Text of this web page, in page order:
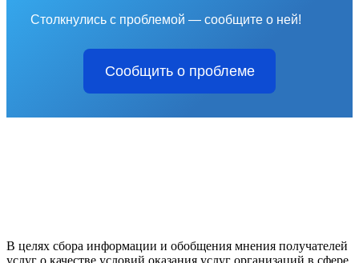
Столкнулись с проблемой — сообщите о ней!
Сообщить о проблеме
В целях сбора информации и обобщения мнения получателей